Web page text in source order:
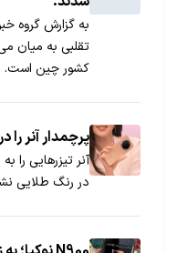
تقلبی به میان
کشور چین است.
پرچمدار آنر
در رنگ طلایی